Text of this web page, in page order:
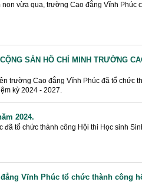
vừa qua, trường Cao đẳng Vĩnh Phúc
SẢN HỒ CHÍ MINH TRƯỜNG
trường Cao đẳng Vĩnh Phúc đã tổ chức
kỳ 2024 - 2027.
2024.
đã tổ chức thành công Hội thi Học sinh
Vĩnh Phúc tổ chức thành công